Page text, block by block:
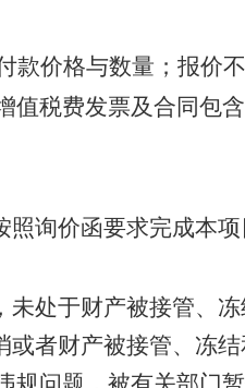
款价格与数量；报价
税费发票及合同包
询价函要求完成本
处于财产被接管、冻
者财产被接管、冻